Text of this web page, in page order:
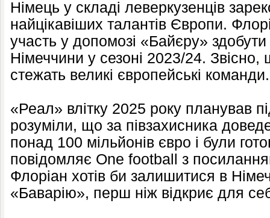
Німець у складі леверкузенців
найцікавіших талантів Європи.
участь у допомозі «Байєру»
Німеччини у сезоні 2023/24.
стежать великі європейські команди.
«Реал» влітку 2025 року планував
розуміли, що за півзахисника
понад 100 мільйонів євро і були
повідомляє One football з
Флоріан хотів би залишитися в
«Баварію», перш ніж відкриє для